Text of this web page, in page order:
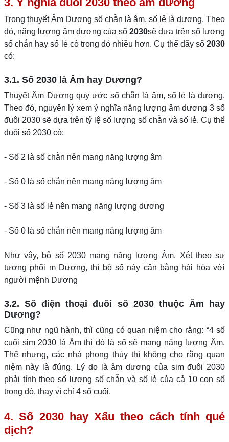
Trong thuyết Âm Dương số chẵn là âm, số lẻ là dương. Theo
đó, năng lượng âm dương của số2030sẽ dựa trên số lượng
số chẵn hay số lẻ có trong đó nhiều hơn. Cụ thể dãy số 2030
có:
3.1. Số 2030 là Âm hay Dương?
Thuyết Âm Dương quy ước số chẵn là âm, số lẻ là dương.
Theo đó, nguyên lý xem ý nghĩa năng lượng âm dương 3 số
đuôi 2030 sẽ dựa trên tỷ lệ số lượng số chẵn và số lẻ. Cụ thể
đuôi số 2030 có:
- Số 2 là số chẵn nên mang năng lượng âm
- Số 0 là số chẵn nên mang năng lượng âm
- Số 3 là số lẻ nên mang năng lượng dương
- Số 0 là số chẵn nên mang năng lượng âm
Như vậy, bộ số 2030 mang năng lượng Âm. Xét theo sự
tương phối m Dương, thì bộ số này cân bằng hài hòa với
người mệnh Dương
3.2. Số điện thoại đuôi số 2030 thuộc Âm hay
Dương?
Cũng như ngũ hành, thì cũng có quan niệm cho rằng: “4 số
cuối sim 2030 là Âm thì đó là số sẽ mang năng lượng Âm.
Thế nhưng, các nhà phong thủy thì không cho rằng quan
niệm này là đúng. Lý do là âm dương của sim đuôi 2030
phải tính theo số lượng số chẵn và số lẻ của cả 10 con số
trong đó, thay vì chỉ 4 số cuối.
4. Số 2030 hay Xấu theo cách tính quẻ
dịch?